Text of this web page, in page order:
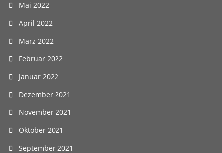
Mai 2022
April 2022
März 2022
Februar 2022
Januar 2022
Dezember 2021
November 2021
Oktober 2021
September 2021